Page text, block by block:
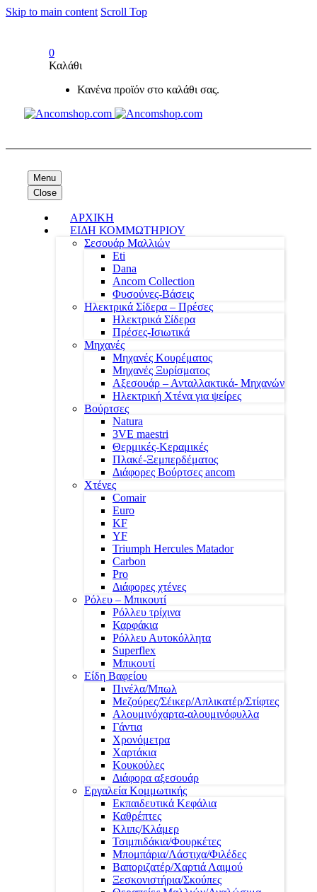
Skip to main content Scroll Top
0
Καλάθι
Κανένα προϊόν στο καλάθι σας.
Menu
Close
ΑΡΧΙΚΗ
ΕΙΔΗ ΚΟΜΜΩΤΗΡΙΟΥ
Σεσουάρ Μαλλιών
Eti
Dana
Ancom Collection
Φυσούνες-Βάσεις
Ηλεκτρικά Σίδερα – Πρέσες
Ηλεκτρικά Σίδερα
Πρέσες-Ισιωτικά
Μηχανές
Μηχανές Κουρέματος
Μηχανές Ξυρίσματος
Αξεσουάρ – Ανταλλακτικά- Μηχανών
Ηλεκτρική Χτένα για ψείρες
Βούρτσες
Natura
3VE maestri
Θερμικές-Κεραμικές
Πλακέ-Ξεμπερδέματος
Διάφορες Βούρτσες ancom
Χτένες
Comair
Euro
KF
YF
Triumph Hercules Matador
Carbon
Pro
Διάφορες χτένες
Ρόλευ – Μπικουτί
Ρόλλευ τρίχινα
Καρφάκια
Ρόλλευ Αυτοκόλλητα
Superflex
Μπικουτί
Είδη Βαφείου
Πινέλα/Μπωλ
Μεζούρες/Σέικερ/Απλικατέρ/Στίφτες
Αλουμινόχαρτα-αλουμινόφυλλα
Γάντια
Χρονόμετρα
Χαρτάκια
Κουκούλες
Διάφορα αξεσουάρ
Εργαλεία Κομμωτικής
Εκπαιδευτικά Κεφάλια
Καθρέπτες
Κλιπς/Κλάμερ
Τσιμπιδάκια/Φουρκέτες
Μπομπάρια/Λάστιχα/Φιλέδες
Βαποριζατέρ/Χαρτιά Λαιμού
Ξεσκονιστήρια/Σκούπες